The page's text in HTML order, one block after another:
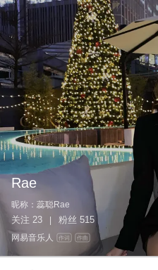
Rae
昵称： 蕊聪Rae
关注 23 粉丝 515
网易音乐人 作词 作曲